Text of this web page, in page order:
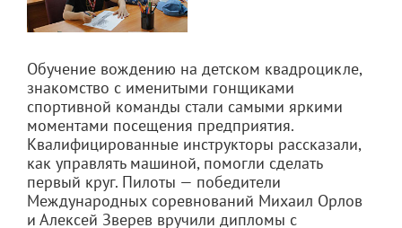
Обучение вождению на детском квадроцикле,
знакомство с именитыми гонщиками
спортивной команды стали самыми яркими
моментами посещения предприятия.
Квалифицированные инструкторы рассказали,
как управлять машиной, помогли сделать
первый круг. Пилоты — победители
Международных соревнований Михаил Орлов
и Алексей Зверев вручили дипломы с